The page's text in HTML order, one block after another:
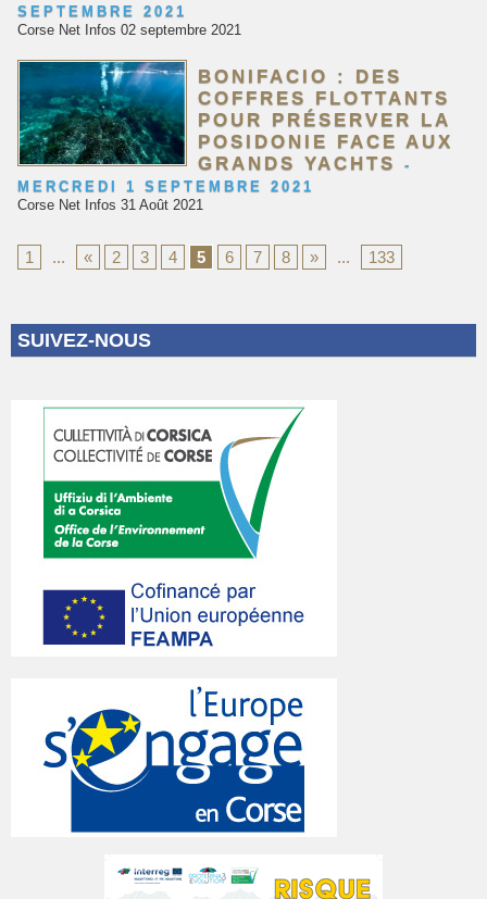
SEPTEMBRE 2021
Corse Net Infos 02 septembre 2021
BONIFACIO : DES
COFFRES FLOTTANTS
POUR PRÉSERVER LA
POSIDONIE FACE AUX
GRANDS YACHTS
-
MERCREDI 1 SEPTEMBRE 2021
Corse Net Infos 31 Août 2021
1 ... « 2 3 4 5 6 7 8 » ... 133
SUIVEZ-NOUS